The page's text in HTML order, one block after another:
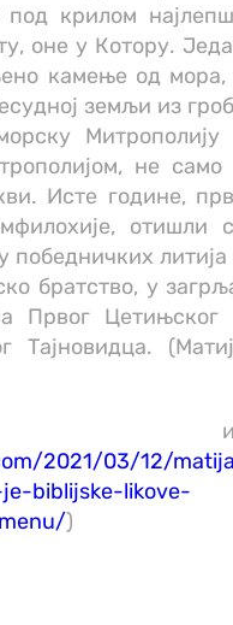
под крилом
оне у Котору.
камење од мора,
земљи из
Митрополију
не само
Исте године,
отишли
победничких литија
братство, у
Првог Цетињског
Тајновидца.
2021/03/12/
biblijske-likove-
)